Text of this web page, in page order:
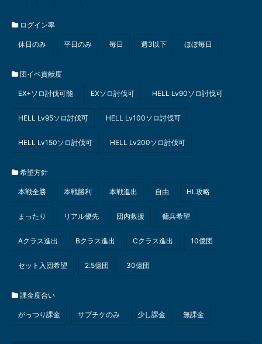
ログイン率
休日のみ 平日のみ 毎日 週3以下 ほぼ毎日
団イベ貢献度
EX+ソロ討伐可能 EXソロ討伐可 HELL Lv90ソロ討伐可
HELL Lv95ソロ討伐可 HELL Lv100ソロ討伐可
HELL Lv150ソロ討伐可 HELL Lv200ソロ討伐可
希望方針
本戦全勝 本戦勝利 本戦進出 自由 HL攻略
まったり リアル優先 団内救援 傭兵希望
Aクラス進出 Bクラス進出 Cクラス進出 10億団
セット入団希望 2.5億団 30億団
課金度合い
がっつり課金 サプチケのみ 少し課金 無課金